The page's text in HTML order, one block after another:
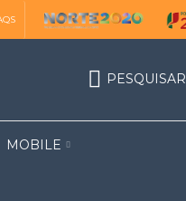
PESQUISAR
MOBILE